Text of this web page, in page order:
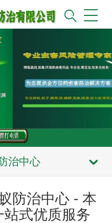
治中心
防治中心 - 本
式优质服务